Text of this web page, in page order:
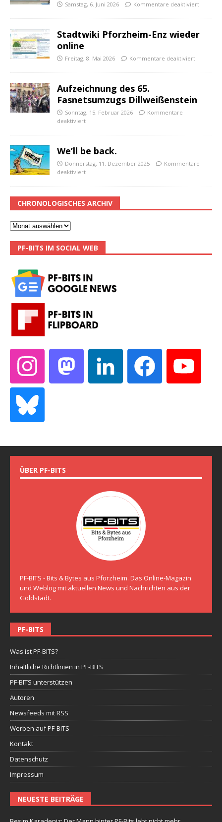
Samstag, 6. Juni 2026 Kommentare deaktiviert
Stadtwiki Pforzheim-Enz wieder
online
Freitag, 8. Mai 2026 Kommentare deaktiviert
Aufzeichnung des 65.
Fasnetsumzugs Dillweißenstein
Sonntag, 15. Februar 2026
Kommentare
deaktiviert
We’ll be back.
Donnerstag, 11. Dezember 2025
Kommentare
deaktiviert
CHRONOLOGISCHES ARCHIV
PF-BITS IM SOCIAL WEB
ÜBER PF-BITS
PF-BITS - Bits & Bytes aus Pforzheim. Das Online-Magazin
und Weblog mit aktuellen News und Nachrichten aus der
Goldstadt.
PF-BITS
Was ist PF-BITS?
Inhaltliche Richtlinien in PF-BITS
PF-BITS unterstützen
Autoren
Newsfeeds mit RSS
Werben auf PF-BITS
Kontakt
Datenschutz
Impressum
NEUESTE BEITRÄGE